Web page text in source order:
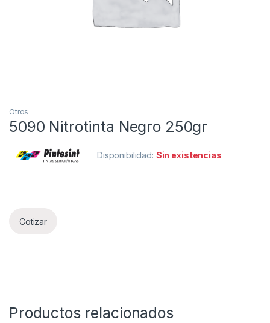
Otros
5090 Nitrotinta Negro 250gr
Disponibilidad: Sin existencias
Cotizar
Productos relacionados